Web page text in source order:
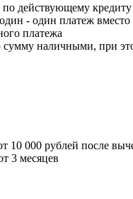
действующему кредиту
- один платеж вместо
платежа
наличными, при
10 000 рублей после
3 месяцев